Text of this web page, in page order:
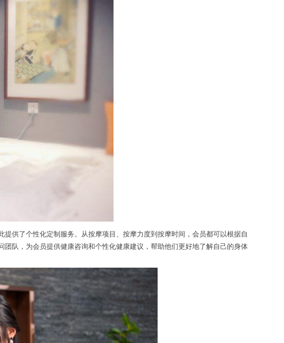
供了个性化定制服务。从按摩项目、按摩力度到按摩时间，会员都可以根据自
队，为会员提供健康咨询和个性化健康建议，帮助他们更好地了解自己的身体